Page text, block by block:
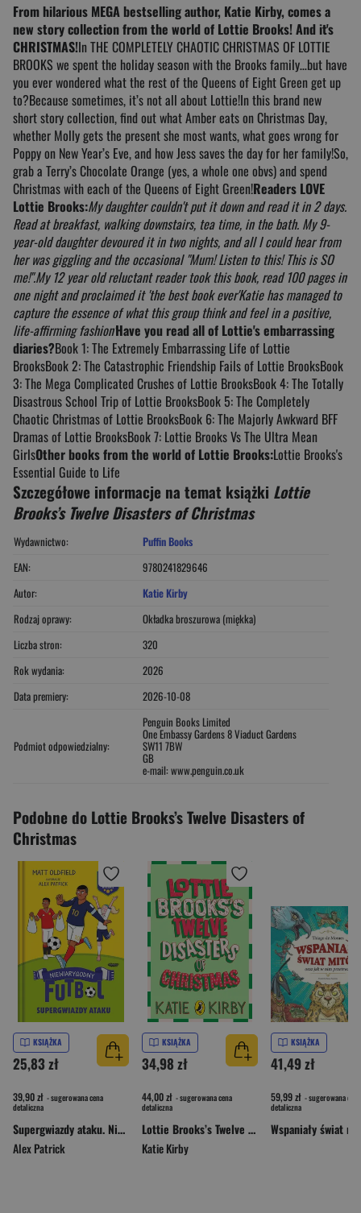
From hilarious MEGA bestselling author, Katie Kirby, comes a
new story collection from the world of Lottie Brooks! And it's
CHRISTMAS!In THE COMPLETELY CHAOTIC CHRISTMAS OF LOTTIE
BROOKS we spent the holiday season with the Brooks family…but have
you ever wondered what the rest of the Queens of Eight Green get up
to?Because sometimes, it’s not all about Lottie!In this brand new
short story collection, find out what Amber eats on Christmas Day,
whether Molly gets the present she most wants, what goes wrong for
Poppy on New Year’s Eve, and how Jess saves the day for her family!So,
grab a Terry’s Chocolate Orange (yes, a whole one obvs) and spend
Christmas with each of the Queens of Eight Green!Readers LOVE
Lottie Brooks:My daughter couldn't put it down and read it in 2 days.
Read at breakfast, walking downstairs, tea time, in the bath. My 9-
year-old daughter devoured it in two nights, and all I could hear from
her was giggling and the occasional "Mum! Listen to this! This is SO
me!".My 12 year old reluctant reader took this book, read 100 pages in
one night and proclaimed it 'the best book ever'Katie has managed to
capture the essence of what this group think and feel in a positive,
life-affirming fashion'Have you read all of Lottie's embarrassing
diaries?Book 1: The Extremely Embarrassing Life of Lottie
BrooksBook 2: The Catastrophic Friendship Fails of Lottie BrooksBook
3: The Mega Complicated Crushes of Lottie BrooksBook 4: The Totally
Disastrous School Trip of Lottie BrooksBook 5: The Completely
Chaotic Christmas of Lottie BrooksBook 6: The Majorly Awkward BFF
Dramas of Lottie BrooksBook 7: Lottie Brooks Vs The Ultra Mean
GirlsOther books from the world of Lottie Brooks:Lottie Brooks's
Essential Guide to Life
Szczegółowe informacje na temat książki Lottie
Brooks’s Twelve Disasters of Christmas
Wydawnictwo:
Puffin Books
EAN:
9780241829646
Autor:
Katie Kirby
Rodzaj oprawy:
Okładka broszurowa (miękka)
Liczba stron:
320
Rok wydania:
2026
Data premiery:
2026-10-08
Podmiot odpowiedzialny:
Penguin Books Limited
One Embassy Gardens 8 Viaduct Gardens
SW11 7BW
GB
e-mail: www.penguin.co.uk
Podobne do Lottie Brooks’s Twelve Disasters of
Christmas
KSIĄŻKA
25,83 zł
39,90 zł - sugerowana cena
detaliczna
Supergwiazdy ataku. Niewiarygodny futbol
Alex Patrick
KSIĄŻKA
34,98 zł
44,00 zł - sugerowana cena
detaliczna
Lottie Brooks’s Twelve Disasters of Christmas
Katie Kirby
KSIĄŻKA
41,49 zł
59,99 zł - sugerowana cena
detaliczna